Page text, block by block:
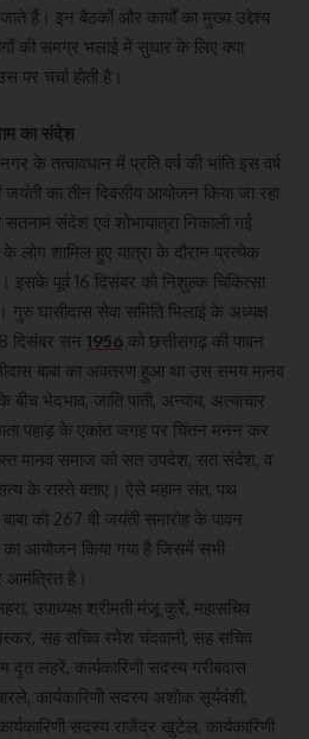
हैं। इन बैठकों और कार्यों का मुख्य उद्देश्य
की समग्र भलाई में सुधार के लिए क्या
चर्चा होती है।
का संदेश
के तत्वावधान में प्रति वर्ष की भांति इस वर्ष
जयंती का तीन दिवसीय आयोजन किया जा रहा
संदेश एवं शोभायात्रा निकाली गई
लोग शामिल हुए यात्रा के दौरान प्रत्येक
इसके पूर्व 16 दिसंबर को निशुल्क चिकित्सा
गुरु घासीदास सेवा समिति भिलाई के अध्यक्ष
दिसंबर सन 1956 को छत्तीसगढ़ की पावन
बाबा का अवतरण हुआ था उस समय मानव
भेदभाव, जाति पाती, अन्याय, अत्याचार
पहाड़ के एकांत जगह पर चिंतन मनन कर
मानव समाज को सत उपदेश, सत संदेश, व
के रास्ते बताए। ऐसे महान संत, पथ
की 267 वी जयंती समारोह के पावन
आयोजन किया गया है जिसमें सभी
है।
उपाध्यक्ष श्रीमती मंजू कुर्रे, महासचिव
भास्कर, सह सचिव रमेश चंदवानी, सह सचिव
लहरें, कार्यकारिणी सदस्य गरीबदास
कार्यकारिणी सदस्य अशोक सूर्यवंशी,
सदस्य राजेंद्र खुटेल, कार्यकारिणी